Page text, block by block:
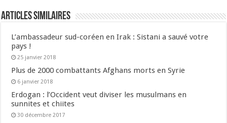
Articles similaires
L’ambassadeur sud-coréen en Irak : Sistani a sauvé votre
pays !
25 janvier 2018
Plus de 2000 combattants Afghans morts en Syrie
6 janvier 2018
Erdogan : l’Occident veut diviser les musulmans en
sunnites et chiites
30 décembre 2017